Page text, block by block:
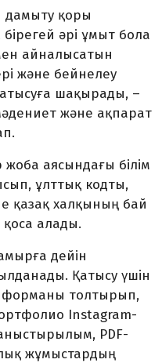
дамыту қоры
әрі ұмыт бола
айналысатын
және бейнелеу
шақырады, –
және ақпарат
жоба аясындағы білім
ұлттық кодты,
қазақ халқының бай
қоса алады.
дейін
Қатысу үшін
толтырып,
Instagram-
PDF-
жұмыстардың